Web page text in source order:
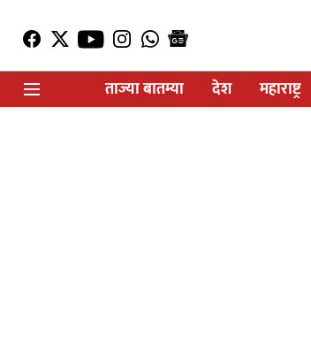
ताज्या बातम्या
देश महाराष्ट्र